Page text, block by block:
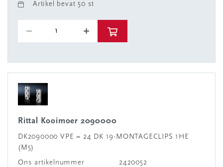
Artikel bevat 50 st
Rittal Kooimoer 2090000
DK2090000 VPE = 24 DK 19-MONTAGECLIPS 1HE
(M5)
Ons artikelnummer
2420052